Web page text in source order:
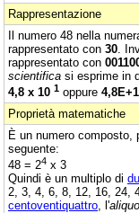
Rappresentazione
Il numero 48 nella
rappresentato con 30 .
rappresentato con
scientifica si esprime in
4,8 x 10 1 oppure 4,8E+1
Proprietà matematiche
È un numero composto,
seguente:
48 = 24 x 3
Quindi è un multiplo di
2, 3, 4, 6, 8, 12, 16, 24,
centoventiquattro , l'